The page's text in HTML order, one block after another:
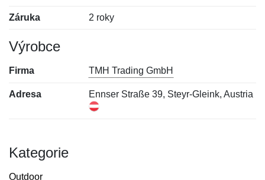
Záruka 2 roky
Výrobce
Firma TMH Trading GmbH
Adresa Ennser Straße 39, Steyr-Gleink, Austria
Kategorie
Outdoor